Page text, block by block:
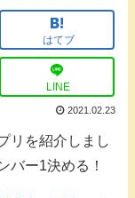
はてブ
LINE
2021.02.23
リを紹介しまし
バー1決める！